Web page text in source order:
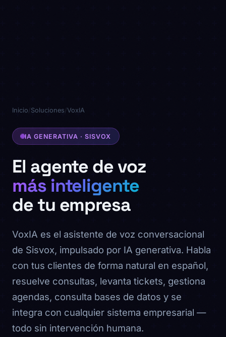
Inicio/Soluciones/VoxIA
IA GENERATIVA · SISVOX
El agente de voz
más inteligente
de tu empresa
VoxIA es el asistente de voz conversacional
de Sisvox, impulsado por IA generativa. Habla
con tus clientes de forma natural en español,
resuelve consultas, levanta tickets, gestiona
agendas, consulta bases de datos y se
integra con cualquier sistema empresarial —
todo sin intervención humana.